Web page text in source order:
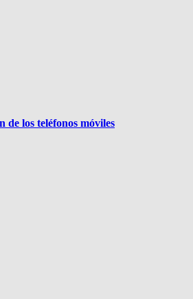
de los teléfonos móviles